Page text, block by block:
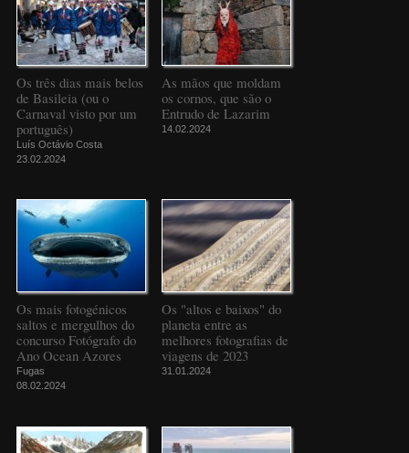
Os três dias mais belos
de Basileia (ou o
Carnaval visto por um
português)
Luís Octávio Costa
23.02.2024
As mãos que moldam
os cornos, que são o
Entrudo de Lazarim
14.02.2024
Os mais fotogénicos
saltos e mergulhos do
concurso Fotógrafo do
Ano Ocean Azores
Fugas
08.02.2024
Os "altos e baixos" do
planeta entre as
melhores fotografias de
viagens de 2023
31.01.2024